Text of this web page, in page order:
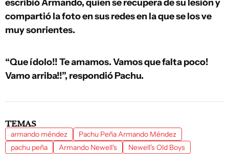
escribió Armando, quien se recupera de su lesión y
compartió la foto en sus redes en la que se los ve
muy sonrientes.
“Que ídolo!! Te amamos. Vamos que falta poco!
Vamo arriba!!”, respondió Pachu.
TEMAS
armando méndez
Pachu Peña Armando Méndez
pachu peña
Armando Newell's Newell's Old Boys